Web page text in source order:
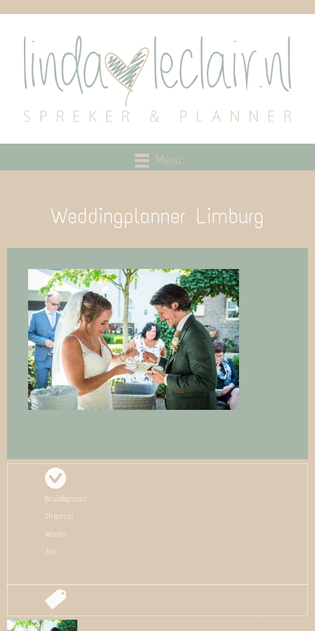
Menu
Weddingplanner Limburg
Bruidspaar:
Thema:
Waar:
Als: